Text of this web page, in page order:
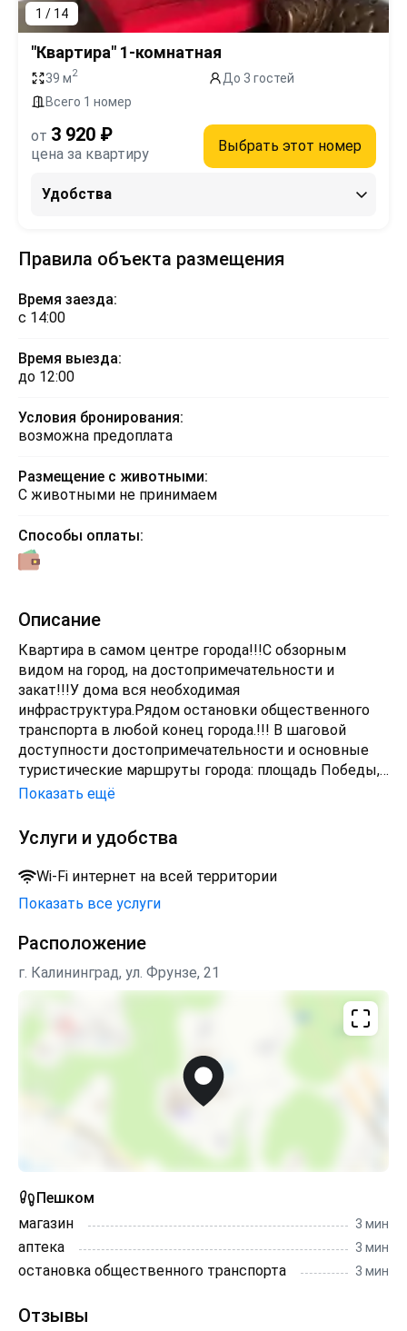
1 / 14
"Квартира" 1-комнатная
39 м2
До 3 гостей
Всего 1 номер
от 3 920 ₽
цена за квартиру Выбрать этот номер
Удобства
Правила объекта размещения
Время заезда:
с 14:00
Время выезда:
до 12:00
Условия бронирования:
возможна предоплата
Размещение с животными:
С животными не принимаем
Способы оплаты:
Описание
Квартира в самом центре города!!!С обзорным
видом на город, на достопримечательности и
закат!!!У дома вся необходимая
инфраструктура.Рядом остановки общественного
транспорта в любой конец города.!!! В шаговой
доступности достопримечательности и основные
туристические маршруты города: площадь Победы,
Центральный рынок, музей Янтаря, озера Верхнее и
Кафедральный собор, Рыбная деревня, Музей
мирового океана.В квартире все необходимое для
жизни:- двуспальная кровать в спальне- диван-
кровать на кухне- ТВ с плоским экраном-
современная бытовая техника: стиральная машина,
пылесос, сушилка для белья, гладильная доска-
безлимитный высокоскоростной Wi-Fi- вся
необходимая посуда для приготовления и приема
пищи- предоставляются постельные
принадлежности и полотенца для каждого гостя,
подушки и одеяла.!!! С животными нельзя.!!! Курение
в апартаменте категорически запрещено.!!! Квартира
не подходит для праздников и вечеринок.!!! Сдаётся
от 23 лет.Стоимость проживания зависит от
количества гостей и месяца.
Показать ещё
Услуги и удобства
Wi-Fi интернет на всей территории
Показать все услуги
Расположение
г. Калининград, ул. Фрунзе, 21
Пешком
магазин
3 мин
аптека 3 мин
остановка общественного транспорта 3 мин
Отзывы